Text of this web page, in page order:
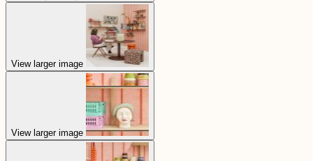
View larger image
View larger image